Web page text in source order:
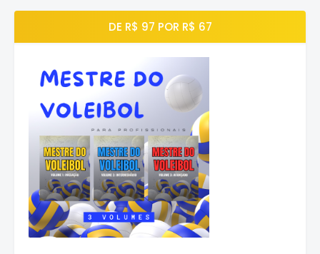
DE R$ 97 POR R$ 67